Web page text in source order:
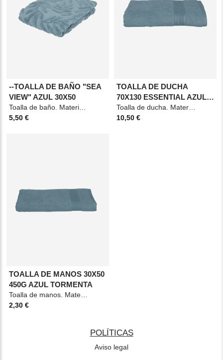
--TOALLA DE BAÑO "SEA
VIEW" AZUL 30X50
Toalla de baño. Material: Algodón Medidas: 30x50cm Color: Azul
5,50 €
TOALLA DE DUCHA
70X130 ESSENTIAL AZUL
TORM
Toalla de ducha. Material: Algodón Medidas: 70x130cm Color: Azul tormenta
10,50 €
TOALLA DE MANOS 30X50
450G AZUL TORMENTA
2,30 €
POLÍTICAS
Aviso legal